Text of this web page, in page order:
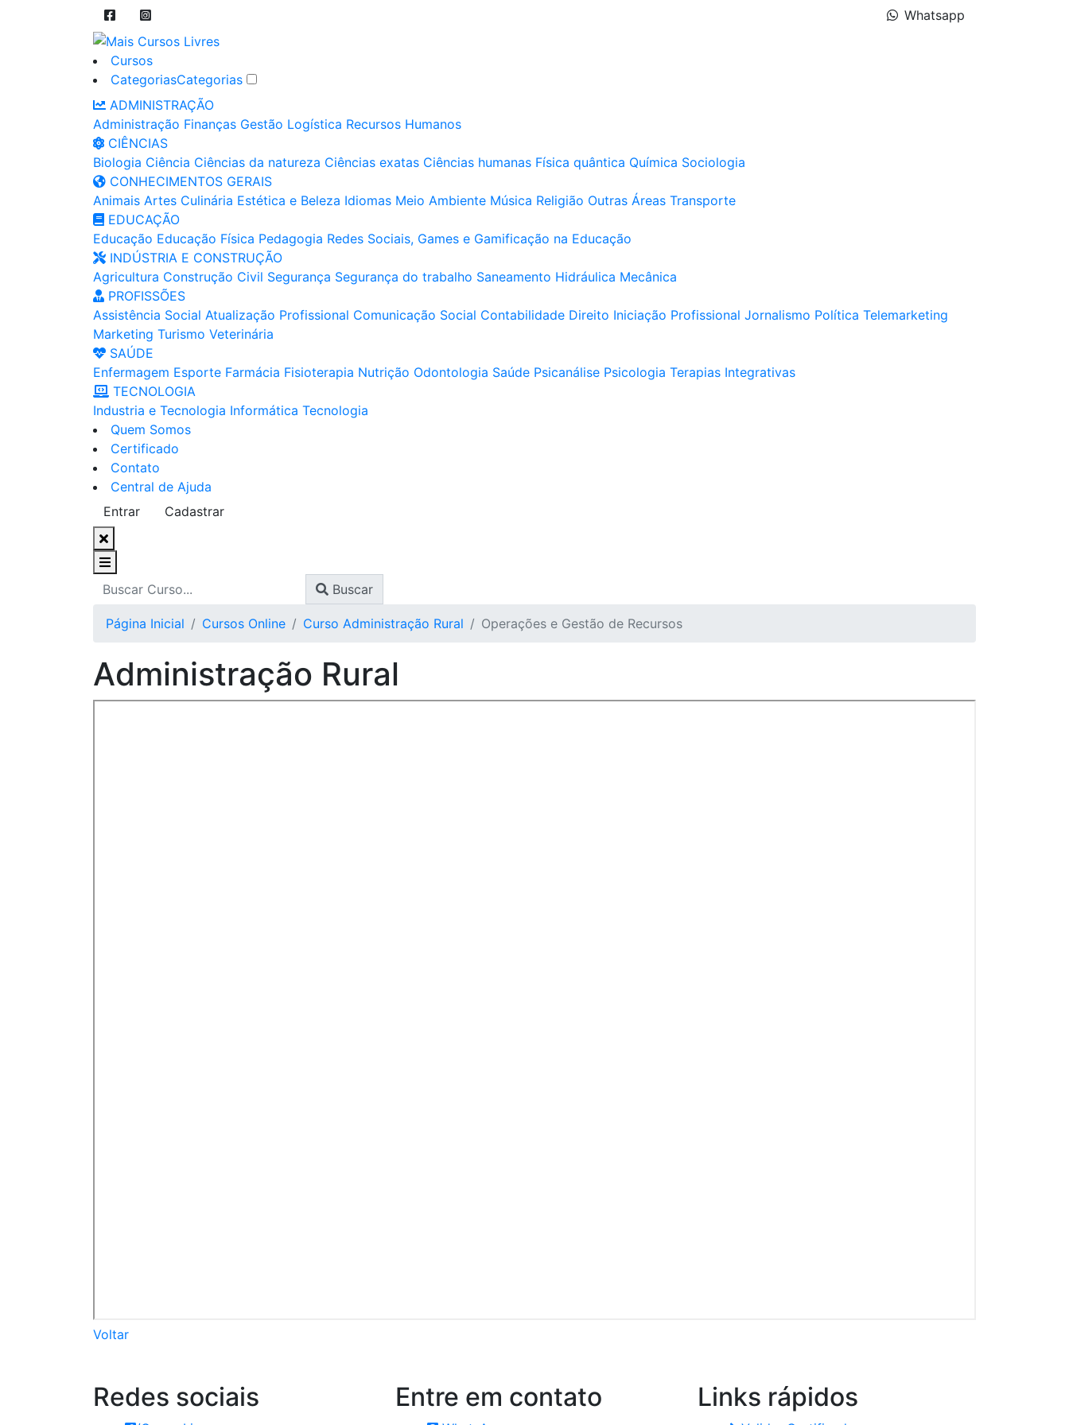
Whatsapp
Cursos
CategoriasCategorias
ADMINISTRAÇÃO
Administração Finanças Gestão Logística Recursos Humanos
CIÊNCIAS
Biologia Ciência Ciências da natureza Ciências exatas Ciências humanas Física quântica Química Sociologia
CONHECIMENTOS GERAIS
Animais Artes Culinária Estética e Beleza Idiomas Meio Ambiente Música Religião Outras Áreas Transporte
EDUCAÇÃO
Educação Educação Física Pedagogia Redes Sociais, Games e Gamificação na Educação
INDÚSTRIA E CONSTRUÇÃO
Agricultura Construção Civil Segurança Segurança do trabalho Saneamento Hidráulica Mecânica
PROFISSÕES
Assistência Social Atualização Profissional Comunicação Social Contabilidade Direito Iniciação Profissional Jornalismo Política Telemarketing
Marketing Turismo Veterinária
SAÚDE
Enfermagem Esporte Farmácia Fisioterapia Nutrição Odontologia Saúde Psicanálise Psicologia Terapias Integrativas
TECNOLOGIA
Industria e Tecnologia Informática Tecnologia
Quem Somos
Certificado
Contato
Central de Ajuda
Entrar
Cadastrar
Buscar
Página Inicial Cursos Online Curso Administração Rural Operações e Gestão de Recursos
Administração Rural
Voltar
Redes sociais Entre em contato Links rápidos